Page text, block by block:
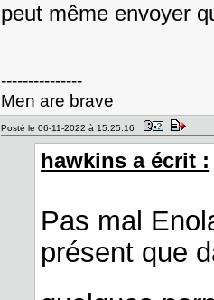
peut même envoyer
---------------
Men are brave
Posté le 06-11-2022 à 15:25:16
hawkins a écrit :
Pas mal
présent que